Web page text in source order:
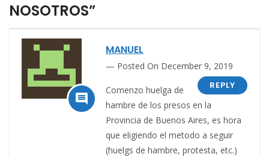
NOSOTROS”

MANUEL
Posted On December 9, 2019
REPLY
Comenzo huelga de
hambre de los presos en la
Provincia de Buenos Aires, es hora
que eligiendo el metodo a seguir
(huelgs de hambre, protesta, etc.)